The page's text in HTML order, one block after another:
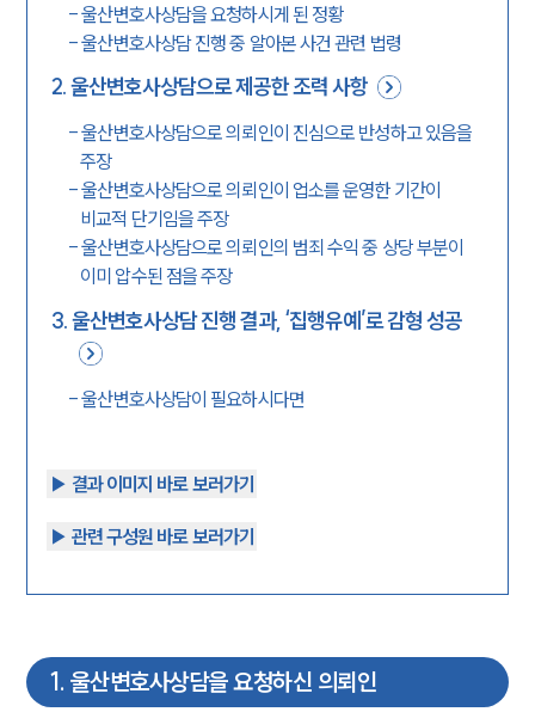
-울산변호사상담을 요청하시게 된 정황
-울산변호사상담 진행 중 알아본 사건 관련 법령
2.울산변호사상담으로 제공한 조력 사항
-울산변호사상담으로 의뢰인이 진심으로 반성하고 있음을
주장
-울산변호사상담으로 의뢰인이 업소를 운영한 기간이
비교적 단기임을 주장
-울산변호사상담으로 의뢰인의 범죄 수익 중 상당 부분이
이미 압수된 점을 주장
3.울산변호사상담 진행 결과, ‘집행유예’로 감형 성공
-울산변호사상담이 필요하시다면
▶︎ 결과 이미지 바로 보러가기
▶︎ 관련 구성원 바로 보러가기
1. 울산변호사상담을 요청하신 의뢰인